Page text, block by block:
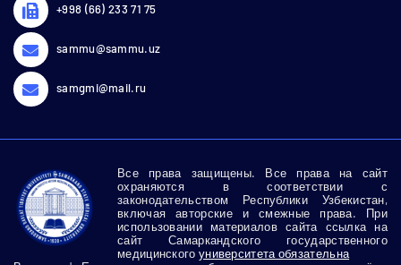
+998 (66) 233 71 75
sammu@sammu.uz
samgmi@mail.ru
Все права защищены. Все права на сайт
охраняются в соответствии с
законодательством Республики Узбекистан,
включая авторские и смежные права. При
использовании материалов сайта ссылка на
сайт Самаркандского государственного
медицинского университета обязательна